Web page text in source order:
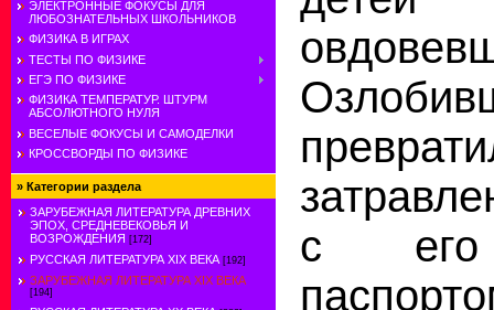
ЭЛЕКТРОННЫЕ ФОКУСЫ ДЛЯ
ЛЮБОЗНАТЕЛЬНЫХ ШКОЛЬНИКОВ
ФИЗИКА В ИГРАХ
ТЕСТЫ ПО ФИЗИКЕ
ЕГЭ ПО ФИЗИКЕ
ФИЗИКА ТЕМПЕРАТУР. ШТУРМ
АБСОЛЮТНОГО НУЛЯ
ВЕСЕЛЫЕ ФОКУСЫ И САМОДЕЛКИ
КРОССВОРДЫ ПО ФИЗИКЕ
» Категории раздела
ЗАРУБЕЖНАЯ ЛИТЕРАТУРА ДРЕВНИХ
ЭПОХ, СРЕДНЕВЕКОВЬЯ И
ВОЗРОЖДЕНИЯ [172]
РУССКАЯ ЛИТЕРАТУРА XIX ВЕКА [192]
ЗАРУБЕЖНАЯ ЛИТЕРАТУРА XIX ВЕКА
[194]
с его